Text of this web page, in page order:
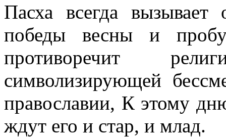
Пасха всегда вызывает
победы весны и
противоречит
символизирующей
православии, К этому
ждут его и стар, и млад.